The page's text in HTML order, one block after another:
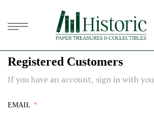
Registered Customers
If you have an account, sign in with
EMAIL